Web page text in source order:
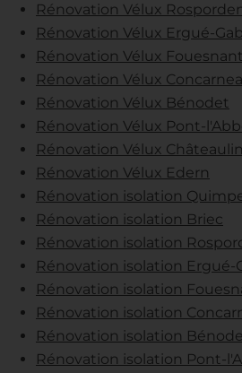
Rénovation Vélux
Rénovation Vélux Ergué-
Rénovation Vélux Fouesnant
Rénovation Vélux
Rénovation Vélux Bénodet
Rénovation Vélux Pont-
Rénovation Vélux Châteaulin
Rénovation Vélux Edern
Rénovation isolation
Rénovation isolation Briec
Rénovation isolation
Rénovation isolation Ergué-
Rénovation isolation
Rénovation isolation
Rénovation isolation
Rénovation isolation Pont-